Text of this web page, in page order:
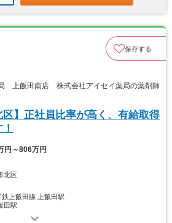
保存する
上飯田南店 株式会社アイセイ薬局の薬剤師
区】正社員比率が高く、有給取得
円～806万円
北区
上飯田線 上飯田駅
田駅